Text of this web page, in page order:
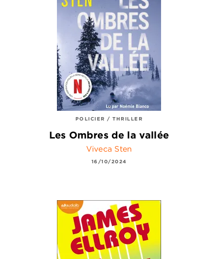
POLICIER / THRILLER
Les Ombres de la vallée
Viveca Sten
16/10/2024